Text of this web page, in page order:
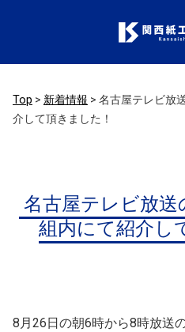
Top > 新着情報 >名古屋テレビ放
介して頂きました！
名古屋テレビ放送
組内にて紹介し
8月26日の朝6時から8時放送